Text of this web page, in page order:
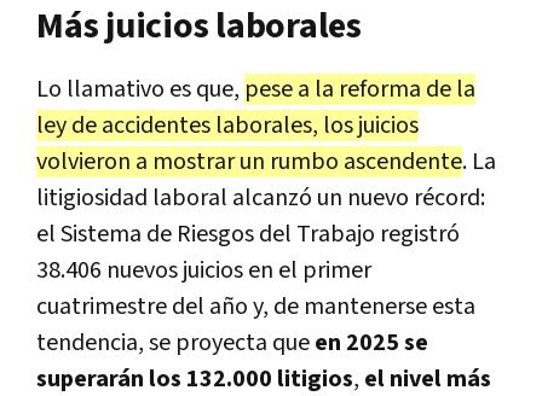
Más juicios laborales
Lo llamativo es que, pese a la reforma de la
ley de accidentes laborales, los juicios
volvieron a mostrar un rumbo ascendente. La
litigiosidad laboral alcanzó un nuevo récord:
el Sistema de Riesgos del Trabajo registró
38.406 nuevos juicios en el primer
cuatrimestre del año y, de mantenerse esta
tendencia, se proyecta queen 2025 se
superarán los 132.000 litigios, el nivel más